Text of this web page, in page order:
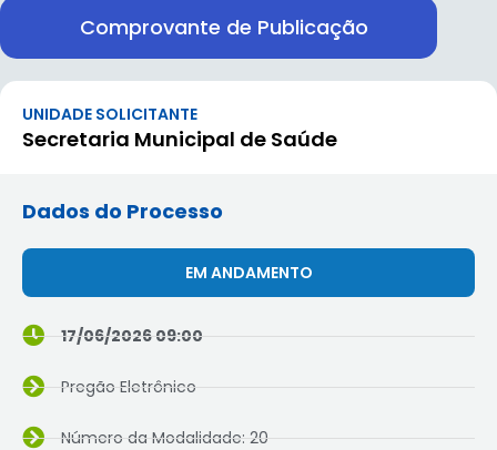
Comprovante de Publicação
UNIDADE SOLICITANTE
Secretaria Municipal de Saúde
Dados do Processo
EM ANDAMENTO
17/06/2026 09:00
Pregão Eletrônico
Número da Modalidade: 20